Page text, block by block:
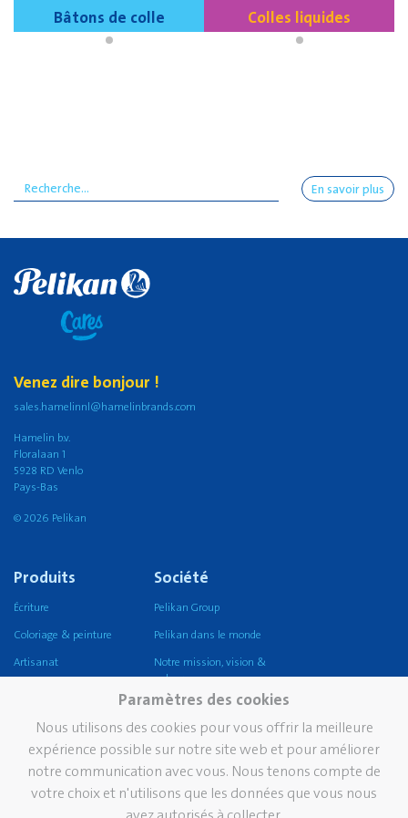
Bâtons de colle Colles liquides
En savoir plus
Venez dire bonjour !
sales.hamelinnl@hamelinbrands.com
Hamelin b.v.
Floralaan 1
5928 RD Venlo
Pays-Bas
© 2026 Pelikan
Produits
Écriture
Coloriage & peinture
Artisanat
Ecole
Bureau
Écriture professionnelle
Société
Pelikan Group
Pelikan dans le monde
Notre mission, vision &
valeurs
Durabilité
Pelikan TintenTurm
Paramètres des cookies
Nous utilisons des cookies pour vous offrir la meilleure
expérience possible sur notre site web et pour améliorer
notre communication avec vous. Nous tenons compte de
votre choix et n'utilisons que les données que vous nous